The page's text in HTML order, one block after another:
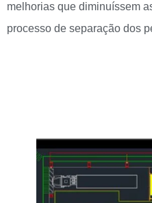
melhorias que diminuíssem
processo de separação dos